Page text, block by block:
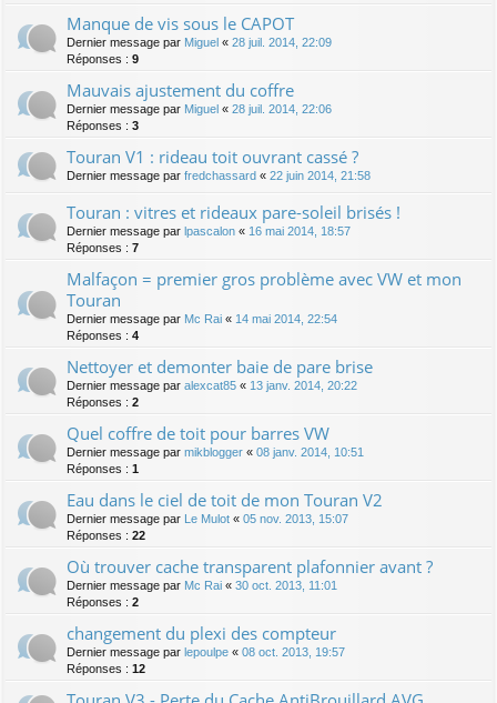
Manque de vis sous le CAPOT
Dernier message par Miguel « 28 juil. 2014, 22:09
Réponses : 9
Mauvais ajustement du coffre
Dernier message par Miguel « 28 juil. 2014, 22:06
Réponses : 3
Touran V1 : rideau toit ouvrant cassé ?
Dernier message par fredchassard « 22 juin 2014, 21:58
Touran : vitres et rideaux pare-soleil brisés !
Dernier message par lpascalon « 16 mai 2014, 18:57
Réponses : 7
Malfaçon = premier gros problème avec VW et mon
Touran
Dernier message par Mc Rai « 14 mai 2014, 22:54
Réponses : 4
Nettoyer et demonter baie de pare brise
Dernier message par alexcat85 « 13 janv. 2014, 20:22
Réponses : 2
Quel coffre de toit pour barres VW
Dernier message par mikblogger « 08 janv. 2014, 10:51
Réponses : 1
Eau dans le ciel de toit de mon Touran V2
Dernier message par Le Mulot « 05 nov. 2013, 15:07
Réponses : 22
Où trouver cache transparent plafonnier avant ?
Dernier message par Mc Rai « 30 oct. 2013, 11:01
Réponses : 2
changement du plexi des compteur
Dernier message par lepoulpe « 08 oct. 2013, 19:57
Réponses : 12